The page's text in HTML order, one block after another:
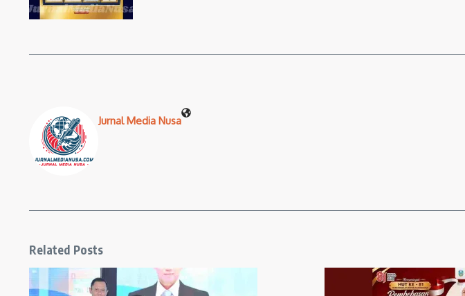
Jurnal Media Nusa
Related Posts